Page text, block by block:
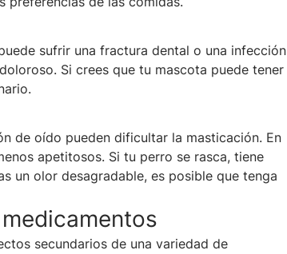
sufrir una fractura dental o una infección
Si crees que tu mascota puede tener
de oído pueden dificultar la masticación. En
apetitosos. Si tu perro se rasca, tiene
un olor desagradable, es posible que tenga
secundarios de una variedad de